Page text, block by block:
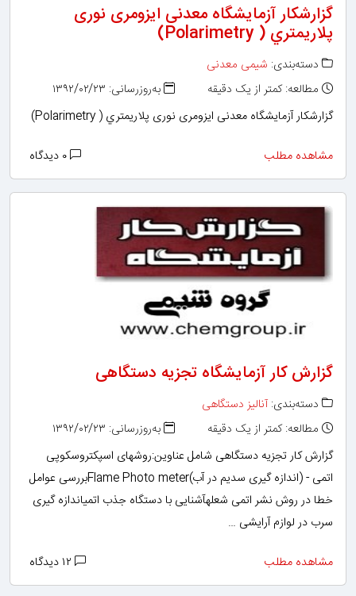
گزارشکار آزمایشگاه معدنی ایزومری نوری
پلاريمتري ( Polarimetry)
دسته‌بندی: شیمی معدنی
مطالعه: کمتر از یک دقیقه
به‌روزرسانی: ۱۳۹۲/۰۲/۲۳
گزارشکار آزمایشگاه معدنی ایزومری نوری پلاريمتري ( Polarimetry)
مشاهده مطلب
گزارش کار آزمایشگاه تجزیه دستگاهی
دسته‌بندی: آنالیز دستگاهی
مطالعه: کمتر از یک دقیقه
به‌روزرسانی: ۱۳۹۲/۰۲/۲۳
گزارش کار تجزیه دستگاهی شامل عناوین:روشهای اسپکتروسکوپی
اتمی - (اندازه گیری سدیم در آب)Flame Photo meterبررسی عوامل
خطا در روش نشر اتمی شعلهآشنایی با دستگاه جذب اتمیاندازه گیری
سرب در لوازم آرایشی …
مشاهده مطلب